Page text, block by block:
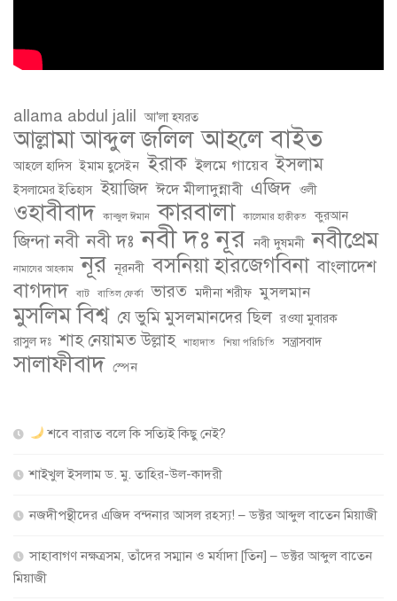
allama abdul jalil আ'লা হযরত
আল্লামা আব্দুল জলিল আহলে বাইত
আহলে হাদিস ইমাম হুসেইন ইরাক ইলমে গায়েব ইসলাম
ইসলামের ইতিহাস ইয়াজিদ ঈদে মীলাদুন্নাবী এজিদ ওলী
ওহাবীবাদ কান্জুল ঈমান কারবালা কালেমার হাক্বীক্বত কুরআন
জিন্দা নবী নবী দঃ নবী দঃ নূর নবী দুষমনী নবীপ্রেম
নামাযের আহকাম নূর নূরনবী বসনিয়া হারজেগবিনা বাংলাদেশ
বাগদাদ বাট বাতিল ফের্কা ভারত মদীনা শরীফ মুসলমান
মুসলিম বিশ্ব যে ভুমি মুসলমানদের ছিল রওযা মুবারক
রাসুল দঃ শাহ নেয়ামত উল্লাহ শাহাদাত শিয়া পরিচিতি সন্ত্রাসবাদ
সালাফীবাদ স্পেন
শবে বারাত বলে কি সত্যিই কিছু নেই?
শাইখুল ইসলাম ড. মু. তাহির-উল-কাদরী
নজদীপন্থীদের এজিদ বন্দনার আসল রহস্য! – ডক্টর আব্দুল বাতেন মিয়াজী
সাহাবাগণ নক্ষত্রসম, তাঁদের সম্মান ও মর্যাদা [তিন] – ডক্টর আব্দুল বাতেন
মিয়াজী